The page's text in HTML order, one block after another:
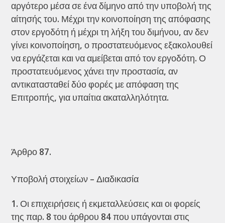
αργότερο μέσα σε ένα δίμηνο από την υποβολή της
αίτησής του. Μέχρι την κοινοποίηση της απόφασης
στον εργοδότη ή μέχρι τη λήξη του διμήνου, αν δεν
γίνει κοινοποίηση, ο προστατευόμενος εξακολουθεί
να εργάζεται και να αμείβεται από τον εργοδότη. Ο
προστατευόμενος χάνει την προστασία, αν
αντικατασταθεί δύο φορές με απόφαση της
Επιτροπής, για υπαίτια ακαταλληλότητα.
Άρθρο 87.
Υποβολή στοιχείων – Διαδικασία
Οι επιχειρήσεις ή εκμεταλλεύσεις και οι φορείς
της παρ. 8 του άρθρου 84 που υπάγονται στις